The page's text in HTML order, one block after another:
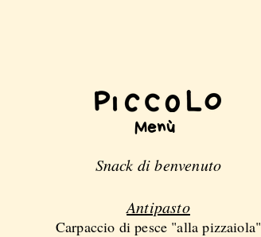
Menù
Snack di benvenuto
Antipasto
Carpaccio di pesce "alla pizzaiola"